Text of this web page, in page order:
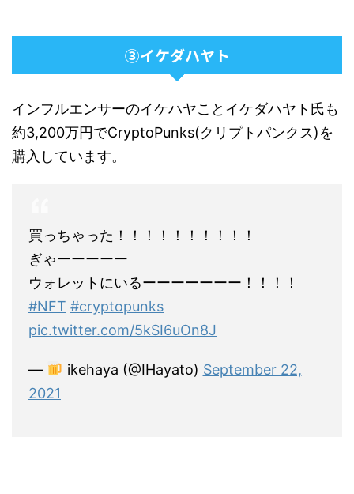
③イケダハヤト
インフルエンサーのイケハヤことイケダハヤト氏も
約3,200万円でCryptoPunks(クリプトパンクス)を
購入しています。
買っちゃった！！！！！！！！！！
ぎゃーーーーー
ウォレットにいるーーーーーーー！！！！
#NFT #cryptopunks
pic.twitter.com/5kSI6uOn8J
— ikehaya (@IHayato) September 22,
2021